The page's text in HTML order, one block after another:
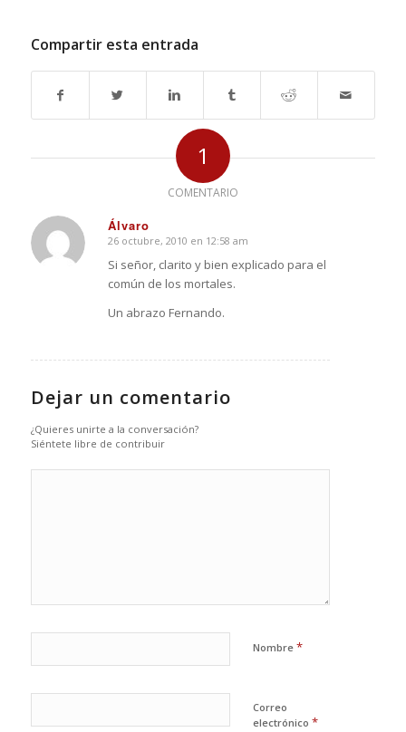
Compartir esta entrada
1
COMENTARIO
Álvaro
Dice:
26 octubre, 2010 en 12:58 am
Si señor, clarito y bien explicado para el
común de los mortales.
Un abrazo Fernando.
Dejar un comentario
¿Quieres unirte a la conversación?
Siéntete libre de contribuir
Nombre *
Correo
electrónico *